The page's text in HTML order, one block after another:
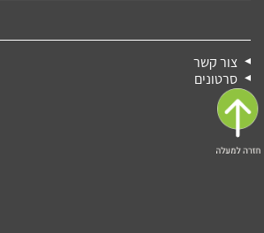
צור קשר
סרטונים